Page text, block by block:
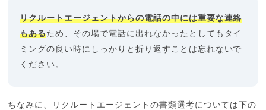
リクルートエージェントからの電話の中には重要な連絡
もあるため、その場で電話に出れなかったとしてもタイ
ミングの良い時にしっかりと折り返すことは忘れないで
ください。
ちなみに、リクルートエージェントの書類選考については下の